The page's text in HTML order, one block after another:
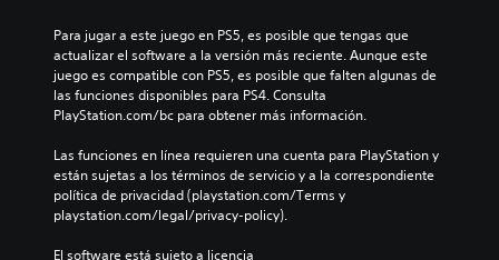
Para jugar a este juego en PS5, es posible que tengas que
actualizar el software a la versión más reciente. Aunque este
juego es compatible con PS5, es posible que falten algunas de
las funciones disponibles para PS4. Consulta
PlayStation.com/bc para obtener más información.
Las funciones en línea requieren una cuenta para PlayStation y
están sujetas a los términos de servicio y a la correspondiente
política de privacidad (playstation.com/Terms y
playstation.com/legal/privacy-policy).
El software está sujeto a licencia